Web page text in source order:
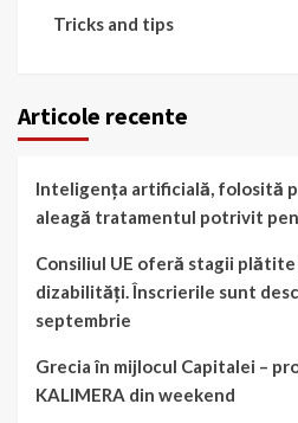
Tricks and tips
Articole recente
Inteligența artificială, folosită
aleagă tratamentul potrivit
Consiliul UE oferă stagii
dizabilități. Înscrierile sunt
septembrie
Grecia în mijlocul Capitalei –
KALIMERA din weekend